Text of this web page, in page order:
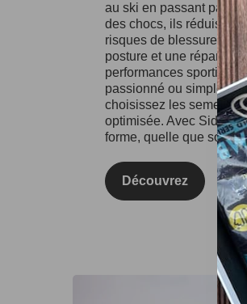
au ski en passant par la
des chocs, ils réduisent
risques de blessures.
posture et une
performances sportives
passionné ou
choisissez les semelles
optimisée. Avec Sidas,
forme, quelle que soit
Découvrez